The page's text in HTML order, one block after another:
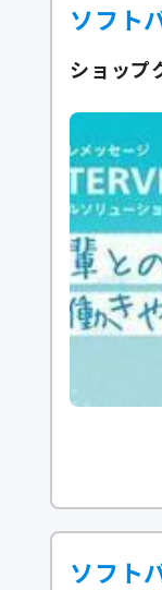
ソフト
ショップ
ソフト